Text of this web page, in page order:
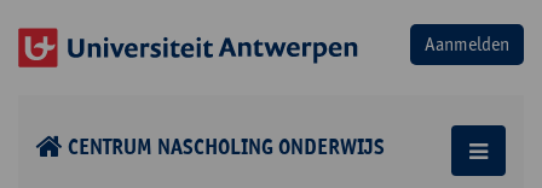
CENTRUM NASCHOLING ONDERWIJS